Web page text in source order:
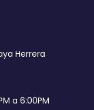
Herrera
a 6:00PM